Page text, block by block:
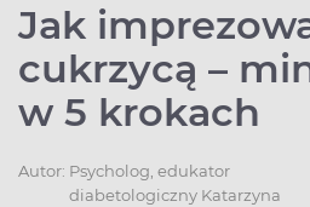
Jak
cukrzycą –
w 5 krokach
Autor: Psycholog, edukator
diabetologiczny Katarzyna